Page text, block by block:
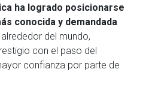
ha logrado posicionarse
conocida y demandada
alrededor del mundo,
con el paso del
confianza por parte de